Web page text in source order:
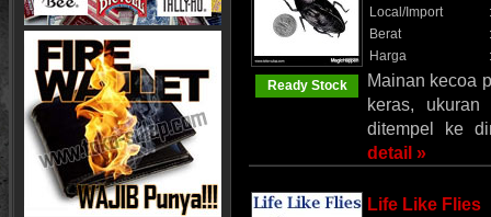
Ready Stock
Local/Import
:
Berat
:
Harga
:
Mainan kecoa
keras, ukuran
ditempel ke
detail »
Life Like Flies